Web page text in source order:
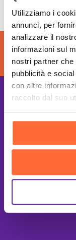
Utilizziamo i
annunci, per
analizzare il
informazioni sul
nostri partner
pubblicità e
con altre
raccolto dal suo